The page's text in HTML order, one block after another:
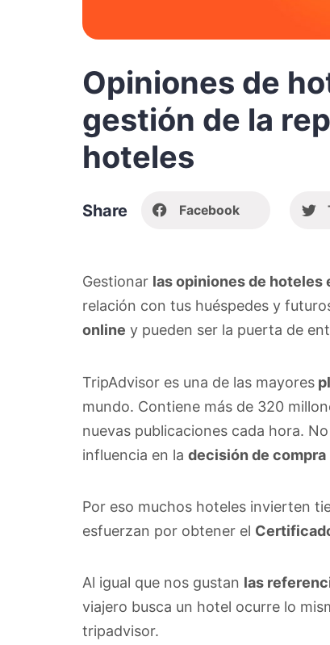
Opiniones de
gestión de la
hoteles
Share Facebook
Gestionar las opiniones de hoteles
relación con tus huéspedes y
online y pueden ser la puerta de
TripAdvisor es una de las mayores
mundo. Contiene más de 320
nuevas publicaciones cada hora.
influencia en la decisión de compra
Por eso muchos hoteles invierten
esfuerzan por obtener el
Al igual que nos gustan las
viajero busca un hotel ocurre lo
tripadvisor.